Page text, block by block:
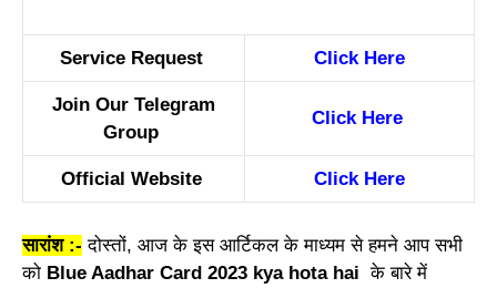
Service Request Click Here
Join Our Telegram
Group
Click Here
Official Website Click Here
सारांश :- दोस्तों, आज के इस आर्टिकल के माध्यम से हमने आप सभी
को Blue Aadhar Card 2023 kya hota haiके बारे में